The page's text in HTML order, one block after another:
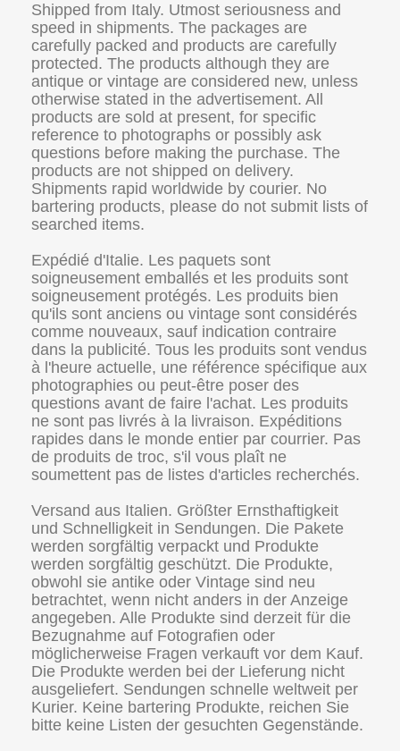
Shipped from Italy. Utmost seriousness and
speed in shipments. The packages are
carefully packed and products are carefully
protected. The products although they are
antique or vintage are considered new, unless
otherwise stated in the advertisement. All
products are sold at present, for specific
reference to photographs or possibly ask
questions before making the purchase. The
products are not shipped on delivery.
Shipments rapid worldwide by courier. No
bartering products, please do not submit lists of
searched items.
Expédié d'Italie. Les paquets sont
soigneusement emballés et les produits sont
soigneusement protégés. Les produits bien
qu'ils sont anciens ou vintage sont considérés
comme nouveaux, sauf indication contraire
dans la publicité. Tous les produits sont vendus
à l'heure actuelle, une référence spécifique aux
photographies ou peut-être poser des
questions avant de faire l'achat. Les produits
ne sont pas livrés à la livraison. Expéditions
rapides dans le monde entier par courrier. Pas
de produits de troc, s'il vous plaît ne
soumettent pas de listes d'articles recherchés.
Versand aus Italien. Größter Ernsthaftigkeit
und Schnelligkeit in Sendungen. Die Pakete
werden sorgfältig verpackt und Produkte
werden sorgfältig geschützt. Die Produkte,
obwohl sie antike oder Vintage sind neu
betrachtet, wenn nicht anders in der Anzeige
angegeben. Alle Produkte sind derzeit für die
Bezugnahme auf Fotografien oder
möglicherweise Fragen verkauft vor dem Kauf.
Die Produkte werden bei der Lieferung nicht
ausgeliefert. Sendungen schnelle weltweit per
Kurier. Keine bartering Produkte, reichen Sie
bitte keine Listen der gesuchten Gegenstände.